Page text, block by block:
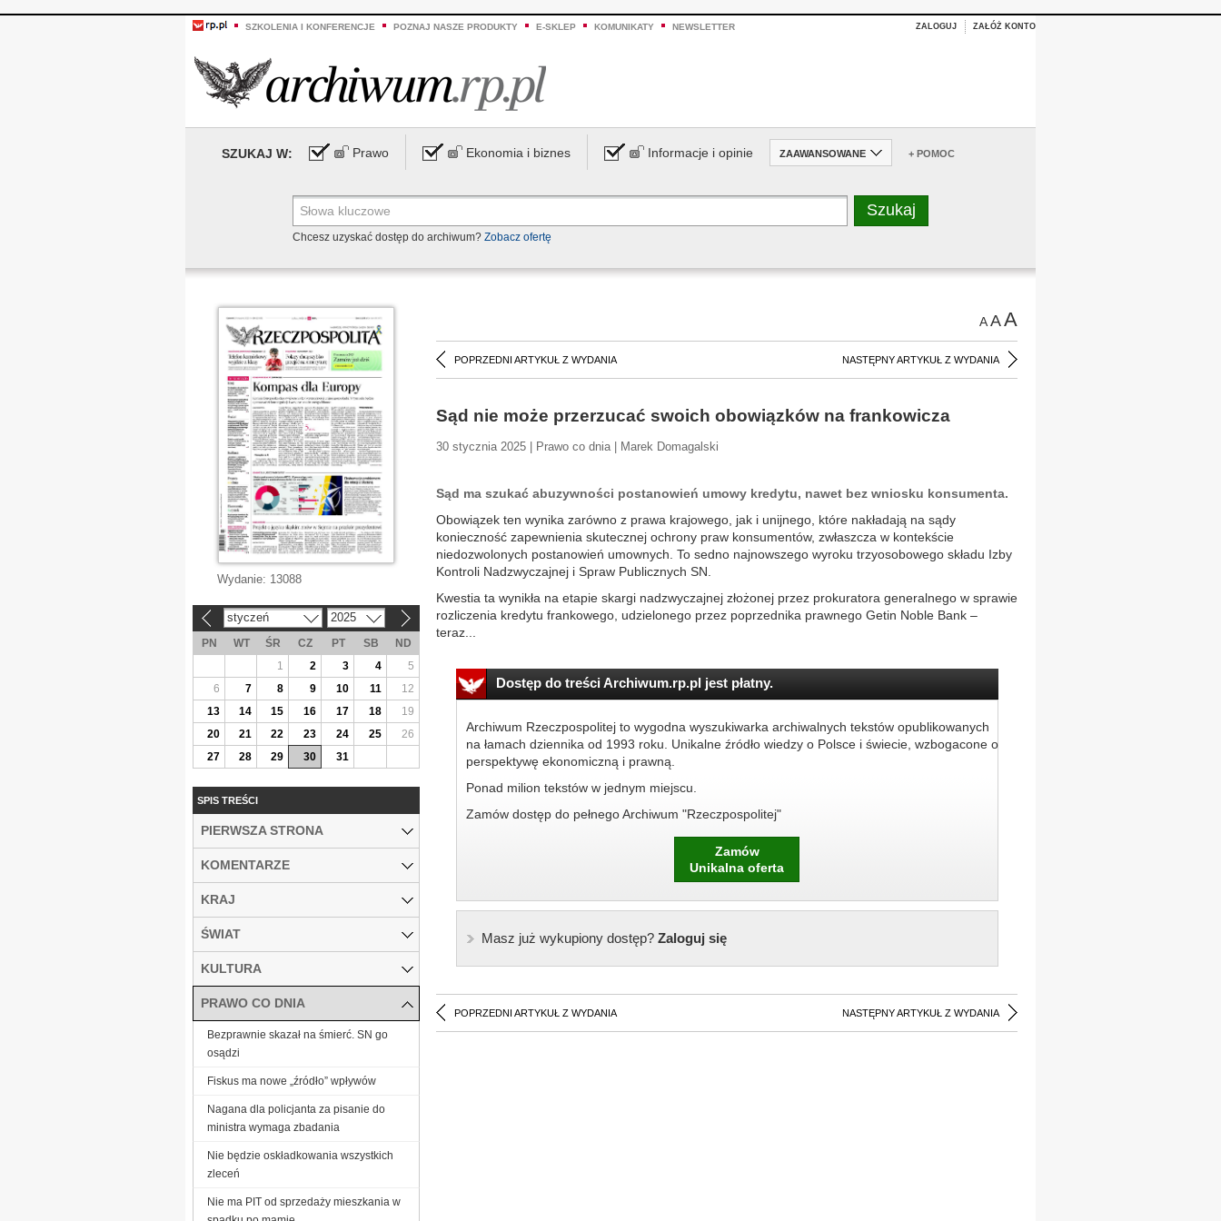
SZKOLENIA I KONFERENCJE POZNAJ NASZE PRODUKTY E-SKLEP KOMUNIKATY NEWSLETTER ZALOGUJ ZAŁÓŻ KONTO
SZUKAJ W: Prawo Ekonomia i biznes Informacje i opinie ZAAWANSOWANE + POMOC
Chcesz uzyskać dostęp do archiwum? Zobacz ofertę
AAA
POPRZEDNI ARTYKUŁ Z WYDANIA NASTĘPNY ARTYKUŁ Z WYDANIA
Sąd nie może przerzucać swoich obowiązków na frankowicza
30 stycznia 2025 | Prawo co dnia | Marek Domagalski
Sąd ma szukać abuzywności postanowień umowy kredytu, nawet bez wniosku konsumenta.
Obowiązek ten wynika zarówno z prawa krajowego, jak i unijnego, które nakładają na sądy
konieczność zapewnienia skutecznej ochrony praw konsumentów, zwłaszcza w kontekście
niedozwolonych postanowień umownych. To sedno najnowszego wyroku trzyosobowego składu Izby
Kontroli Nadzwyczajnej i Spraw Publicznych SN.
Kwestia ta wynikła na etapie skargi nadzwyczajnej złożonej przez prokuratora generalnego w sprawie
rozliczenia kredytu frankowego, udzielonego przez poprzednika prawnego Getin Noble Bank –
teraz...
Dostęp do treści Archiwum.rp.pl jest płatny.
Archiwum Rzeczpospolitej to wygodna wyszukiwarka archiwalnych tekstów opublikowanych
na łamach dziennika od 1993 roku. Unikalne źródło wiedzy o Polsce i świecie, wzbogacone o
perspektywę ekonomiczną i prawną.
Ponad milion tekstów w jednym miejscu.
Zamów dostęp do pełnego Archiwum "Rzeczpospolitej"
Zamów
Unikalna oferta
Masz już wykupiony dostęp?Zaloguj się
POPRZEDNI ARTYKUŁ Z WYDANIA NASTĘPNY ARTYKUŁ Z WYDANIA
Wydanie: 13088
styczeń 2025
PN WT ŚR CZ PT SB
ND
1
2 3 4
5
6
7 8 9 10 11
12
13
14 15 16 17 18
19
20
21 22 23 24 25
26
27
28 29 30 31
SPIS TREŚCI
PIERWSZA STRONA
KOMENTARZE
KRAJ
ŚWIAT
KULTURA
PRAWO CO DNIA
Bezprawnie skazał na śmierć. SN go
osądzi
Fiskus ma nowe „źródło” wpływów
Nagana dla policjanta za pisanie do
ministra wymaga zbadania
Nie będzie oskładkowania wszystkich
zleceń
Nie ma PIT od sprzedaży mieszkania w